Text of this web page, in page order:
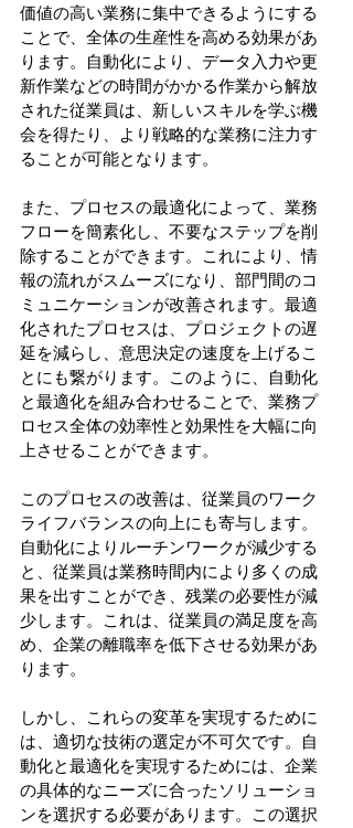
価値の高い業務に集中できるようにする
ことで、全体の生産性を高める効果があ
ります。自動化により、データ入力や更
新作業などの時間がかかる作業から解放
された従業員は、新しいスキルを学ぶ機
会を得たり、より戦略的な業務に注力す
ることが可能となります。
また、プロセスの最適化によって、業務
フローを簡素化し、不要なステップを削
除することができます。これにより、情
報の流れがスムーズになり、部門間のコ
ミュニケーションが改善されます。最適
化されたプロセスは、プロジェクトの遅
延を減らし、意思決定の速度を上げるこ
とにも繋がります。このように、自動化
と最適化を組み合わせることで、業務プ
ロセス全体の効率性と効果性を大幅に向
上させることができます。
このプロセスの改善は、従業員のワーク
ライフバランスの向上にも寄与します。
自動化によりルーチンワークが減少する
と、従業員は業務時間内により多くの成
果を出すことができ、残業の必要性が減
少します。これは、従業員の満足度を高
め、企業の離職率を低下させる効果があ
ります。
しかし、これらの変革を実現するために
は、適切な技術の選定が不可欠です。自
動化と最適化を実現するためには、企業
の具体的なニーズに合ったソリューショ
ンを選択する必要があります。この選択